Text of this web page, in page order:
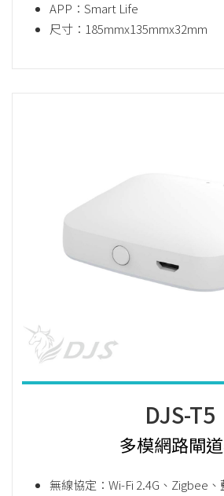
APP：Smart Life
尺寸：185mmx135mmx32mm
DJS-T5
多模網路閘
無線協定：Wi-Fi 2.4G、Zigbee、